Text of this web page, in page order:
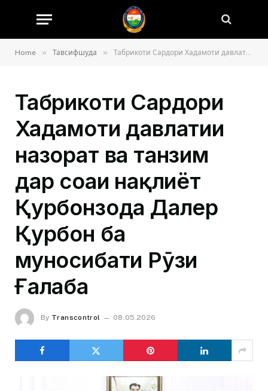
Home » Тавсифшуда » Табрикоти Сардори Хадамоти давлатии назорат ва танзим дар соҳаи нақлиёт Қурбонзода Далер Қурбон ба муносибати Рӯзи Ғалаба
Табрикоти Сардори
Хадамоти давлатии
назорат ва танзим
дар соҳаи нақлиёт
Қурбонзода Далер
Қурбон ба
муносибати Рӯзи
Ғалаба
By Transcontrol 08.05.2026